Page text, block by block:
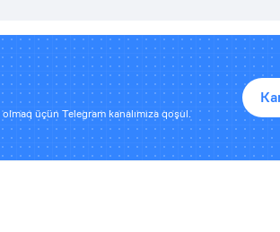
üçün Telegram kanalımıza qoşul.